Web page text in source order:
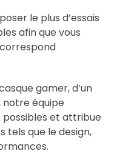
le plus d’essais
afin que vous
gamer, d’un
notre équipe
et attribue
tels que le design,